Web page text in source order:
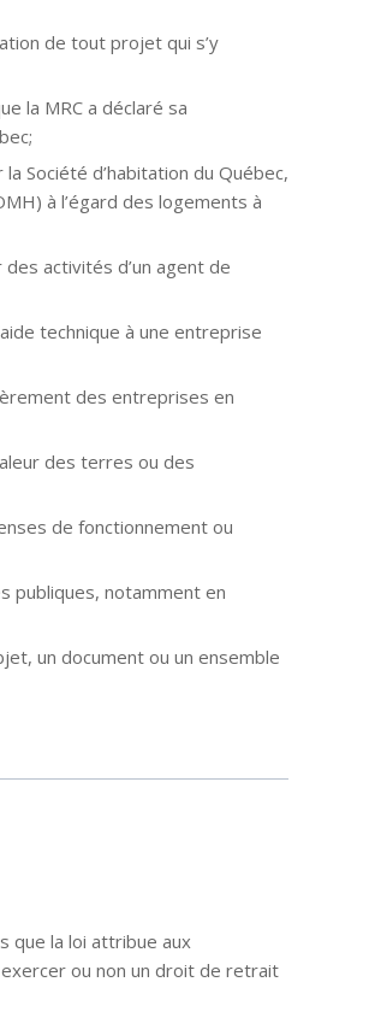
de tout projet qui s’y
la MRC a déclaré sa
Société d’habitation du Québec,
à l’égard des logements à
activités d’un agent de
technique à une entreprise
des entreprises en
des terres ou des
de fonctionnement ou
publiques, notamment en
un document ou un ensemble
que la loi attribue aux
ou non un droit de retrait